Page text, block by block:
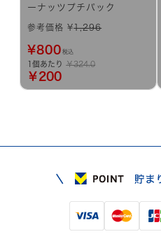
ーナッツプチパック
参考価格 ¥1,296
¥800 税込
1個あたり￥324.0
￥200